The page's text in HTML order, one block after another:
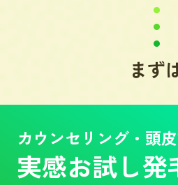
まず
カウンセリング・頭
実感お試し発